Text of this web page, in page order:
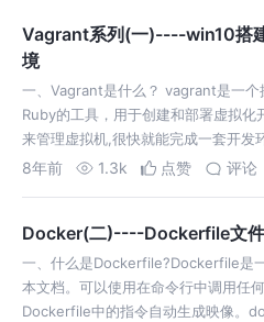
Vagrant系列(一)----win10搭
境
一、Vagrant是什么？ vagrant是一个
Ruby的工具，用于创建和部署虚拟
来管理虚拟机,很快就能完成一套开发
了开发环境,也解决了重复配置环境的
8年前 1.3k 点赞 评论
Docker(二)----Dockerfile文
一、什么是Dockerfile?Dockerfile是
本文档。可以使用在命令行中调用任
Dockerfile中的指令自动生成映像。